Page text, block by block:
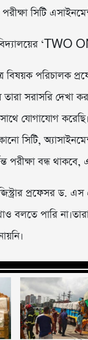
সিটি
‘TWO
বিষয়ক
সরাসরি দেখা
যোগাযোগ
সিটি,
পরীক্ষা বন্ধ থাকবে,
প্রফেসর
বলতে পারি